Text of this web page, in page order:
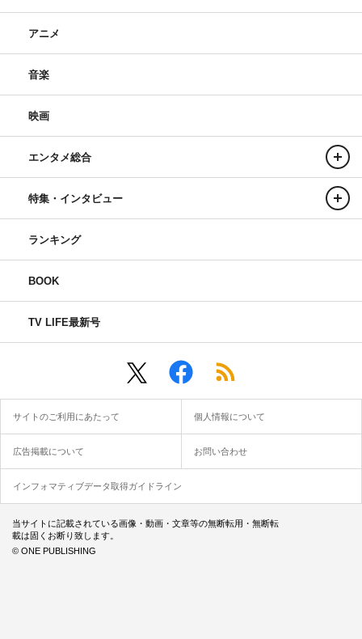
アニメ
音楽
映画
エンタメ総合
特集・インタビュー
ランキング
BOOK
TV LIFE最新号
サイトのご利用にあたって 個人情報について
広告掲載について お問い合わせ
インフォマティブデータ取得ガイドライン
当サイトに記載されている画像・動画・文章等の無断転用・無断転
載は固くお断り致します。
© ONE PUBLISHING